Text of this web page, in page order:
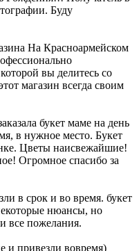
Буду
На Красноармейском
вы делитесь со
магазин всегда своим
букет маме на день
в нужное место. Букет
Цветы наисвежайшие!
Огромное спасибо за
в срок и во время. букет
нюансы, но
все пожелания.
и привезли вовремя)